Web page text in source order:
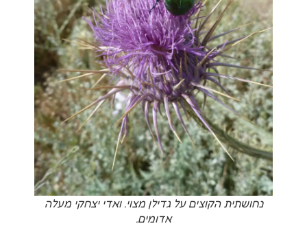
נחושתית הקוצים על גדילן מצוי. ואדי יצחקי מעלה
אדומים.